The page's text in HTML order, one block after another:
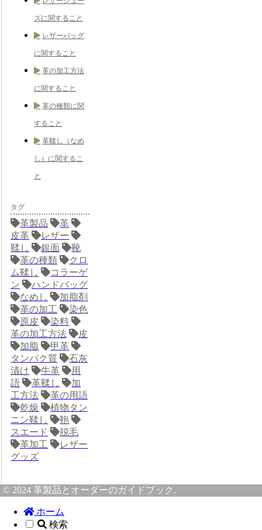
ズに関すること
レザーバッグ
に関すること
革の加工方法
に関すること
革の種類に関
すること
革鞣し（なめ
し）に関するこ
と
タグ
革製品
革
皮革
レザー
鞣し
銀面
靴
革の種類
クロ
ム鞣し
コラーゲ
ン
ハンドバッグ
なめし
加脂剤
革の加工
染色
原皮
染料
革の加工方法
皮
加脂
甲革
タンパク質
石灰
漬け
牛革
用
語
革鞣し
加
工方法
革の用語
乾燥
植物タン
ニン鞣し
鞄
スエード
脱毛
革加工
レザー
グッズ
© 2024 革製品とオーダーのガイドブック.
ホーム
検索